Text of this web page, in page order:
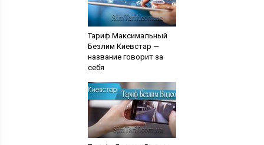
Тариф Максимальный
Безлим Киевстар —
название говорит за
себя